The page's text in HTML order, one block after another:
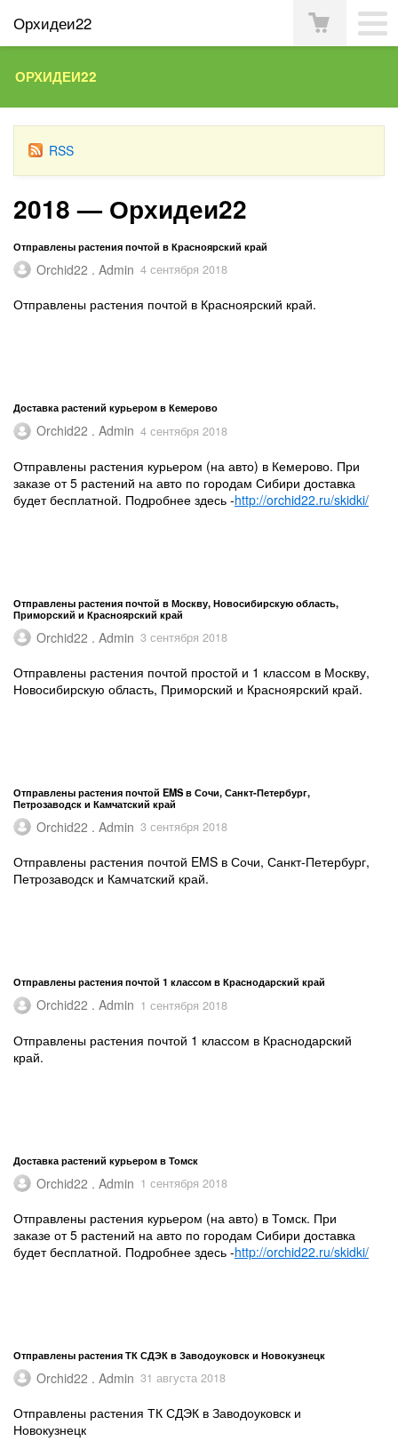
Орхидеи22
ОРХИДЕИ22
RSS
2018 — Орхидеи22
Отправлены растения почтой в Красноярский край
Orchid22 . Admin 4 сентября 2018
Отправлены растения почтой в Красноярский край.
Доставка растений курьером в Кемерово
Orchid22 . Admin 4 сентября 2018
Отправлены растения курьером (на авто) в Кемерово. При
заказе от 5 растений на авто по городам Сибири доставка
будет бесплатной. Подробнее здесь -http://orchid22.ru/skidki/
Отправлены растения почтой в Москву, Новосибирскую область,
Приморский и Красноярский край
Orchid22 . Admin 3 сентября 2018
Отправлены растения почтой простой и 1 классом в Москву,
Новосибирскую область, Приморский и Красноярский край.
Отправлены растения почтой EMS в Сочи, Санкт-Петербург,
Петрозаводск и Камчатский край
Orchid22 . Admin 3 сентября 2018
Отправлены растения почтой EMS в Сочи, Санкт-Петербург,
Петрозаводск и Камчатский край.
Отправлены растения почтой 1 классом в Краснодарский край
Orchid22 . Admin 1 сентября 2018
Отправлены растения почтой 1 классом в Краснодарский
край.
Доставка растений курьером в Томск
Orchid22 . Admin 1 сентября 2018
Отправлены растения курьером (на авто) в Томск. При
заказе от 5 растений на авто по городам Сибири доставка
будет бесплатной. Подробнее здесь -http://orchid22.ru/skidki/
Отправлены растения ТК СДЭК в Заводоуковск и Новокузнецк
Orchid22 . Admin 31 августа 2018
Отправлены растения ТК СДЭК в Заводоуковск и
Новокузнецк